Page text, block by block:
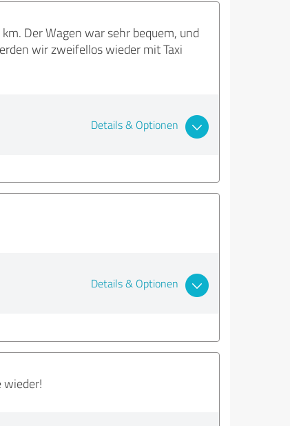
Der Wagen war sehr bequem, und
wir zweifellos wieder mit Taxi
Details & Optionen
Details & Optionen
wieder!